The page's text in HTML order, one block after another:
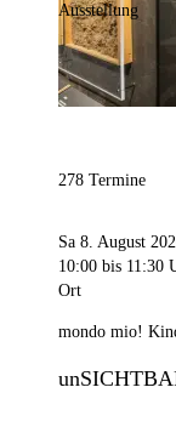
Ausstellung
278 Termine
Sa 8. August
10:00 bis 11:30
Ort
mondo mio!